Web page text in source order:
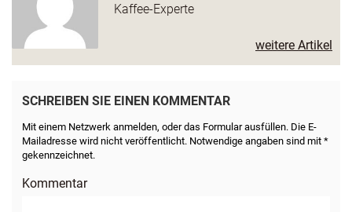
Kaffee-Experte
weitere Artikel
SCHREIBEN SIE EINEN KOMMENTAR
Mit einem Netzwerk anmelden, oder das Formular ausfüllen. Die E-
Mailadresse wird nicht veröffentlicht. Notwendige angaben sind mit *
gekennzeichnet.
Kommentar